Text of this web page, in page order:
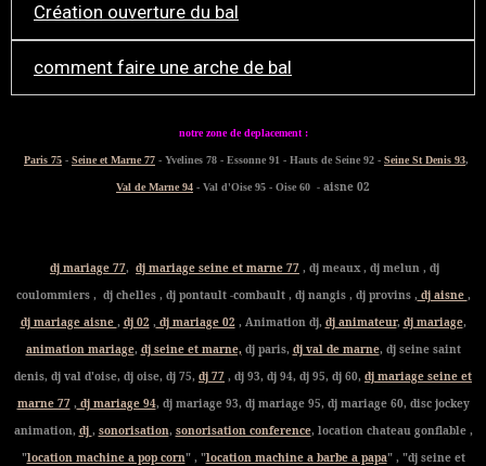
Création ouverture du bal
comment faire une arche de bal
notre zone de deplacement :
Paris 75 - Seine et Marne 77 - Yvelines 78 - Essonne 91 - Hauts de Seine 92 - Seine St Denis 93,
Val de Marne 94 - Val d'Oise 95 - Oise 60 - aisne 02
dj mariage 77, dj mariage seine et marne 77 , dj meaux , dj melun , dj
coulommiers , dj chelles , dj pontault -combault , dj nangis , dj provins , dj aisne ,
dj mariage aisne , dj 02 , dj mariage 02 , Animation dj, dj animateur, dj mariage,
animation mariage, dj seine et marne, dj paris, dj val de marne, dj seine saint
denis, dj val d'oise, dj oise, dj 75, dj 77 , dj 93, dj 94, dj 95, dj 60, dj mariage seine et
marne 77, dj mariage 94, dj mariage 93, dj mariage 95, dj mariage 60, disc jockey
animation, dj , sonorisation, sonorisation conference, location chateau gonflable ,
"location machine a pop corn" , "location machine a barbe a papa" , "dj seine et